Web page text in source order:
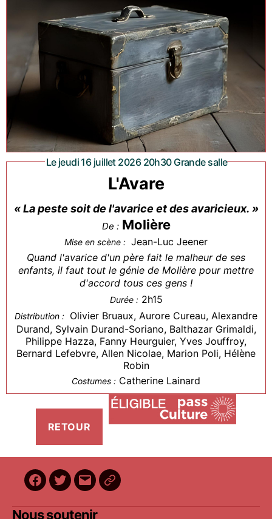
Le jeudi 16 juillet 2026 20h30 Grande salle
L'Avare
« La peste soit de l'avarice et des avaricieux. »
De : Molière
Mise en scène : Jean-Luc Jeener
Quand l'avarice d'un père fait le malheur de ses
enfants, il faut tout le génie de Molière pour mettre
d'accord tous ces gens !
Durée : 2h15
Distribution : Olivier Bruaux, Aurore Cureau, Alexandre
Durand, Sylvain Durand-Soriano, Balthazar Grimaldi,
Philippe Hazza, Fanny Heurguier, Yves Jouffroy,
Bernard Lefebvre, Allen Nicolae, Marion Poli, Hélène
Robin
Costumes : Catherine Lainard
Facebook
Twitter
E-
mail
BilletReduc
Nous soutenir